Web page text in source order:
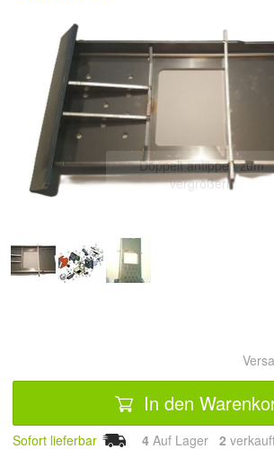
Doppelt antippen zum
vergrößern
In den
Sofort lieferbar 4 Auf Lager 2